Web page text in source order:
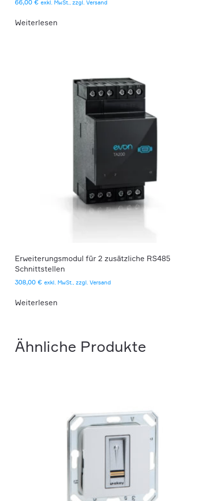
66,00 € exkl. MwSt., zzgl. Versand
Weiterlesen
Erweiterungsmodul für 2 zusätzliche RS485
Schnittstellen
308,00 € exkl. MwSt., zzgl. Versand
Weiterlesen
Ähnliche Produkte